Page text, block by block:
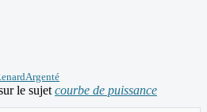
le sujet courbe de puissance